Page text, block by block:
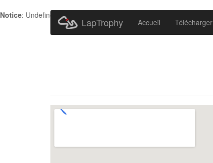
Notice: Undefined index: HTTP_ACCEPT_LANGUAGE in
LapTrophy Accueil Télécharger